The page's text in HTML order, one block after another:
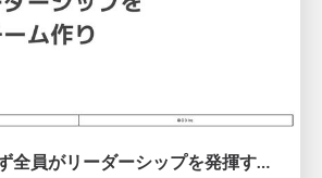
職位にかかわらず全員がリーダーシップを発揮するチーム作り / Building a team where everyone can demonstrate leadership regardless of position